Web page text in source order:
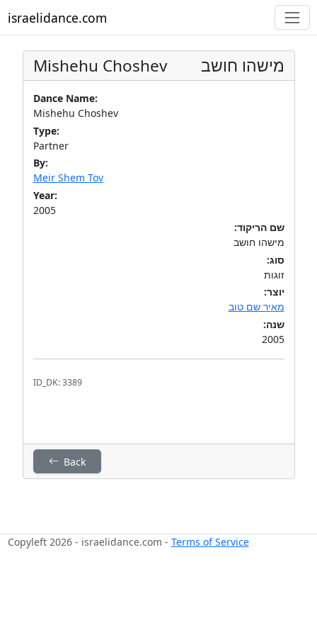
israelidance.com
Mishehu Choshev מישהו חושב
Dance Name:
Mishehu Choshev
Type:
Partner
By:
Meir Shem Tov
Year:
2005
שם הריקוד:
מישהו חושב
סוג:
זוגות
יוצר:
מאיר שם טוב
שנה:
2005
ID_DK: 3389
Back
Copyleft 2026 - israelidance.com - Terms of Service